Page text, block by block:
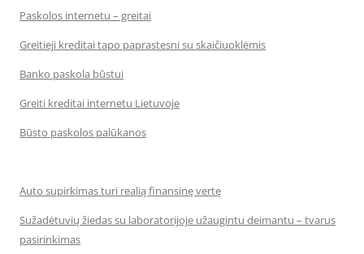
Paskolos internetu – greitai
Greitieji kreditai tapo paprastesni su skaičiuoklėmis
Banko paskola būstui
Greiti kreditai internetu Lietuvoje
Būsto paskolos palūkanos
Auto supirkimas turi realią finansinę vertę
Sužadėtuvių žiedas su laboratorijoje užaugintu deimantu – tvarus
pasirinkimas